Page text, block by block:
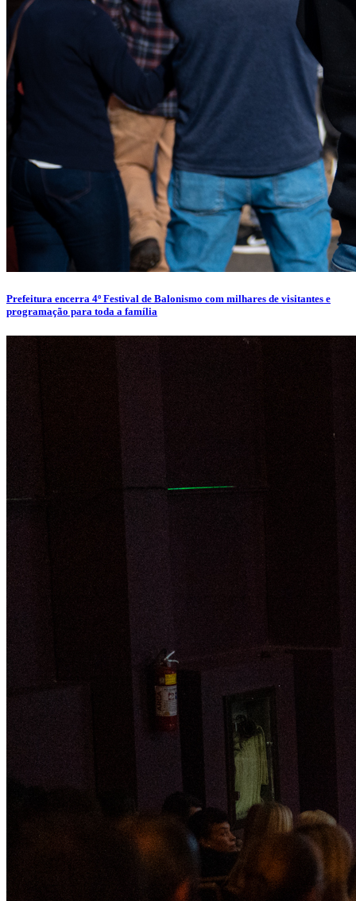
Prefeitura encerra 4º Festival de Balonismo com milhares de visitantes e
programação para toda a família